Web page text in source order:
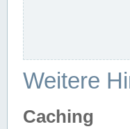
Weitere
Caching